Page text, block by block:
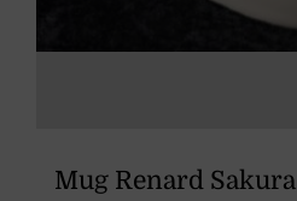
Mug Renard Sakura